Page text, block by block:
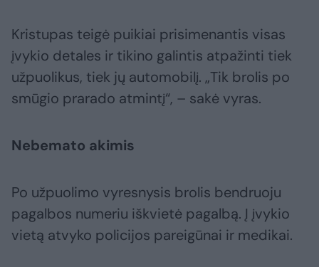
Kristupas teigė puikiai prisimenantis visas
įvykio detales ir tikino galintis atpažinti tiek
užpuolikus, tiek jų automobilį. „Tik brolis po
smūgio prarado atmintį“, – sakė vyras.
Nebemato akimis
Po užpuolimo vyresnysis brolis bendruoju
pagalbos numeriu iškvietė pagalbą. Į įvykio
vietą atvyko policijos pareigūnai ir medikai.